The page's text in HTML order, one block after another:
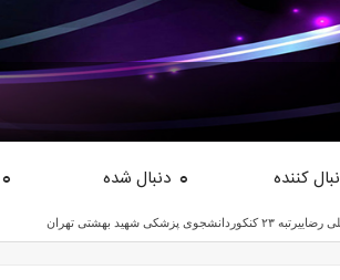
کننده 0 دنبال شده 0
بهشتی تهران